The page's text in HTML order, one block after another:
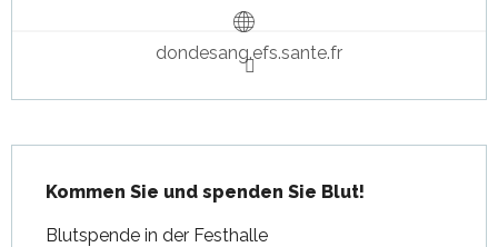
dondesang.efs.sante.fr
Kommen Sie und spenden Sie Blut!
Blutspende in der Festhalle